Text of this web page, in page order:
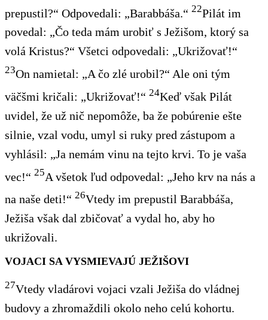
prepustil?“ Odpovedali: „Barabbáša.“ 22Pilát im
povedal: „Čo teda mám urobiť s Ježišom, ktorý sa
volá Kristus?“ Všetci odpovedali: „Ukrižovať!“
23On namietal: „A čo zlé urobil?“ Ale oni tým
väčšmi kričali: „Ukrižovať!“ 24Keď však Pilát
uvidel, že už nič nepomôže, ba že pobúrenie ešte
silnie, vzal vodu, umyl si ruky pred zástupom a
vyhlásil: „Ja nemám vinu na tejto krvi. To je vaša
vec!“ 25A všetok ľud odpovedal: „Jeho krv na nás a
na naše deti!“ 26Vtedy im prepustil Barabbáša,
Ježiša však dal zbičovať a vydal ho, aby ho
ukrižovali.
VOJACI SA VYSMIEVAJÚ JEŽIŠOVI
27Vtedy vladárovi vojaci vzali Ježiša do vládnej
budovy a zhromaždili okolo neho celú kohortu.